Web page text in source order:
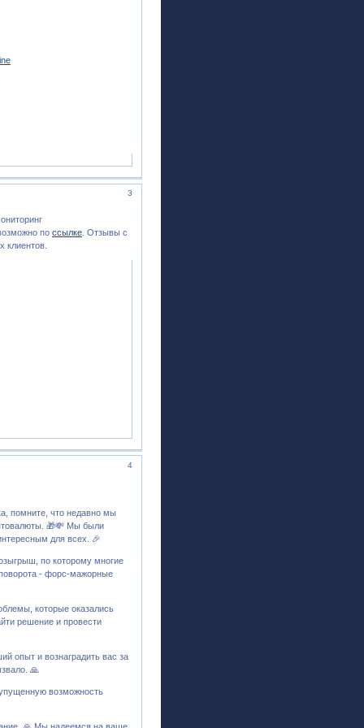
3
поссылке . Отзывы с
клиентов.
4
помните, что недавно мы
🎁💸 Мы были
для всех. 🎉
по которому многие
- форс-мажорные
которые оказались
решение и провести
опыт и вознаградить вас за
🙏
возможность